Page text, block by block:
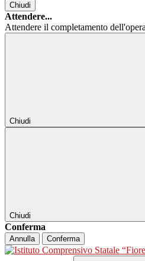
Chiudi
Attendere...
Attendere il completamento
Chiudi
Chiudi
Conferma
Annulla Conferma